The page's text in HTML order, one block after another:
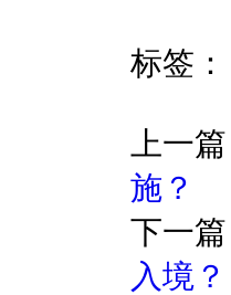
标签：
上一篇
施？
下一篇
入境？